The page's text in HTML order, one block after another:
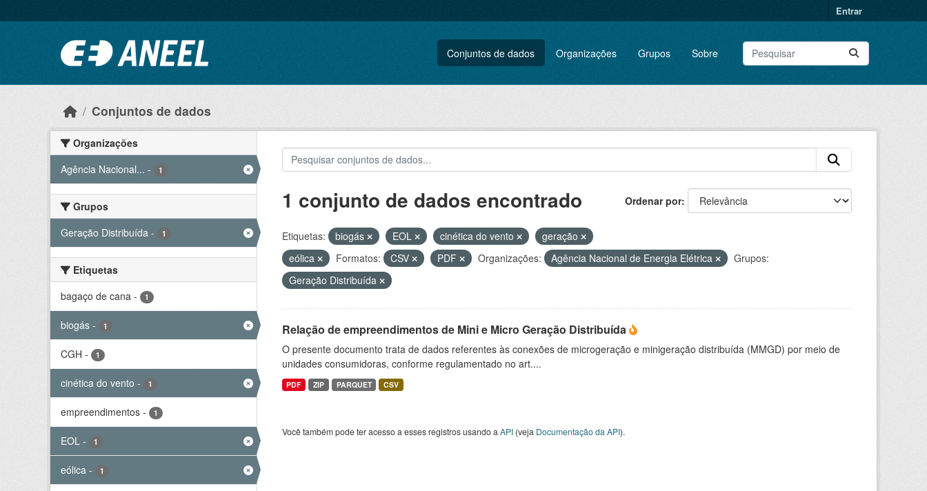
Entrar
Conjuntos de dados Organizações Grupos Sobre
Conjuntos de dados
Organizações
Agência Nacional... - 1
Grupos
Geração Distribuída - 1
Etiquetas
bagaço de cana - 1
biogás - 1
CGH - 1
cinética do vento - 1
empreendimentos - 1
EOL - 1
eólica - 1
Ordenar por
1 conjunto de dados encontrado
Etiquetas: biogás EOL cinética do vento
geração
eólica
Formatos: CSV PDF Organizações: Agência Nacional de Energia Elétrica
Grupos:
Geração Distribuída
Relação de empreendimentos de Mini e Micro Geração Distribuída
O presente documento trata de dados referentes às conexões de microgeração e minigeração distribuída (MMGD) por meio de
unidades consumidoras, conforme regulamentado no art....
PDF ZIP PARQUET CSV
Você também pode ter acesso a esses registros usando a API(veja Documentação da API).